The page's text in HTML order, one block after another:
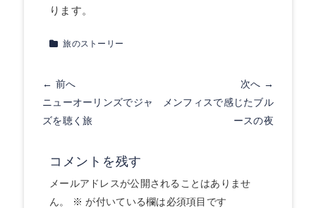
ります。
カ
リ
ー
旅のストーリー
投
稿
ナ
ゲ
ー
← 前へ
前
の
稿:
ニューオーリンズでジャ
ズを聴く旅
次へ →
次メンフィスで感じたブル
ースの夜
コメントを残す
メールアドレスが公開されることはありませ
ん。
※ が付いている欄は必須項目です